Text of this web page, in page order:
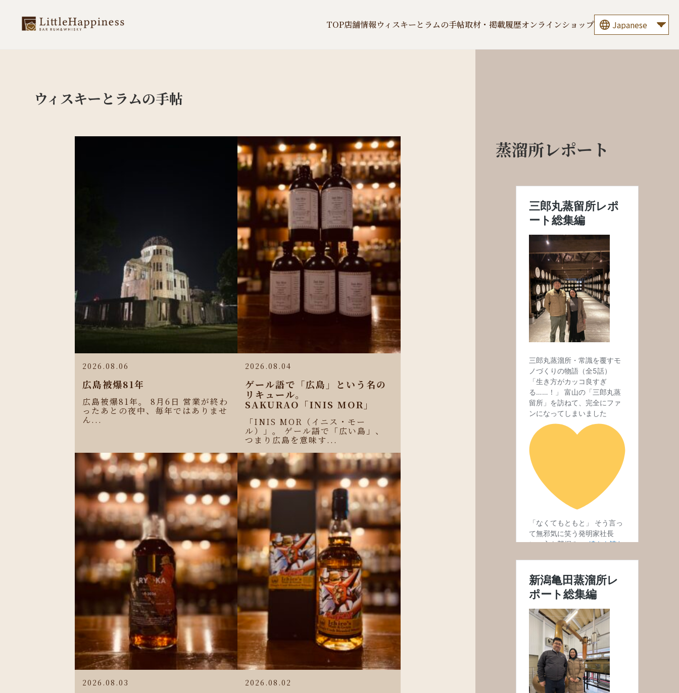
TOP店舗情報ウィスキーとラムの手帖取材・掲載履歴オンラインショップ
ウィスキーとラムの手帖
2026.08.06
広島被爆81年
広島被爆81年。 8月6日 営業が終わ
ったあとの夜中、毎年ではありませ
ん...
2026.08.04
ゲール語で「広島」という名の
リキュール。
SAKURAO「INIS MOR」
「INIS MOR（イニス・モー
ル）」。 ゲール語で「広い島」、
つまり広島を意味す...
2026.08.03 2026.08.02
蒸溜所レポート